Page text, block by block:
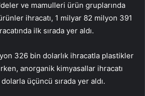
ve mamulleri ürün gruplarında
ihracatı, 1 milyar 82 milyon 391
ilk sırada yer aldı.
326 bin dolarlık ihracatla plastikler
anorganik kimyasallar ihracatı
üçüncü sırada yer aldı.